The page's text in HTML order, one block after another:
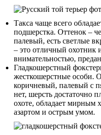
Такса чаще всего
подшерстка. Оттенок –
палевый, есть светлые
– это отличный охотник
внимательностью,
Гладкошерстный
жесткошерстные особи.
коричневый, палевый с
нет, шерсть достаточно
охоте, обладает мирным
азартом и острым умом.